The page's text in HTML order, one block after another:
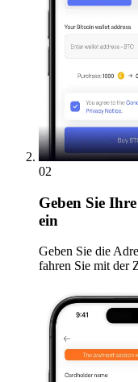
02
Geben Sie
ein
Geben Sie die
fahren Sie mit der